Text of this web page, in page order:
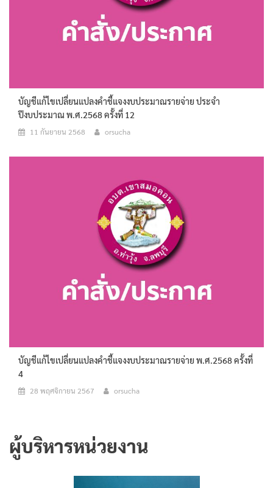
บัญชีแก้ไขเปลี่ยนแปลงคำชี้แจงงบประมาณรายจ่าย ประจำ
ปีงบประมาณ พ.ศ.2568 ครั้งที่ 12
11 กันยายน 2568 orsucha
บัญชีแก้ไขเปลี่ยนแปลงคำชี้แจงงบประมาณรายจ่าย พ.ศ.2568 ครั้งที่
4
28 พฤศจิกายน 2567 orsucha
ผู้บริหารหน่วยงาน